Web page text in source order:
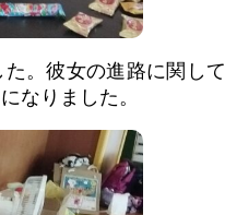
。彼女の進路に関して
なりました。